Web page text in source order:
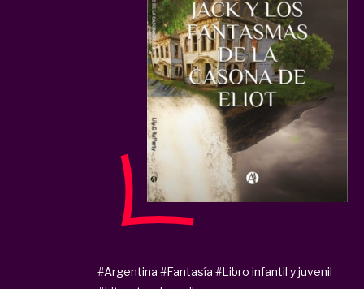
#Argentina #Fantasía #Libro infantil y juvenil